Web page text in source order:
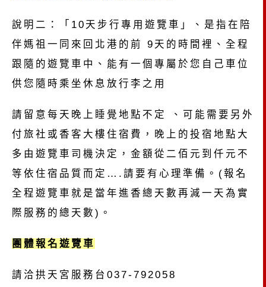
說明二：「10天步行專用遊覽車」、是指在陪
伴媽祖一同來回北港的前 9天的時間裡、全程
跟隨的遊覽車中、能有一個專屬於您自己車位
供您隨時乘坐休息放行李之用
請留意每天晚上睡覺地點不定 、可能需要另外
付旅社或香客大樓住宿費，晚上的投宿地點大
多由遊覽車司機決定，金額從二佰元到仟元不
等依住宿品質而定….請要有心理準備。(報名
全程遊覽車就是當年進香總天數再減一天為實
際服務的總天數)。
團體報名遊覽車
請洽拱天宮服務台037-792058